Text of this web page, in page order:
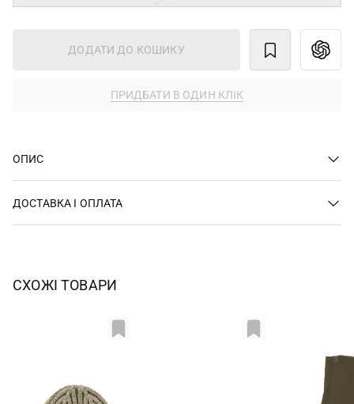
ДОДАТИ ДО КОШИКУ
ПРИДБАТИ В ОДИН КЛІК
ОПИС
ДОСТАВКА І ОПЛАТА
СХОЖІ ТОВАРИ